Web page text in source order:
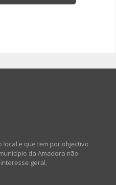
local e que tem por objectivo
da Amadora não
geral.